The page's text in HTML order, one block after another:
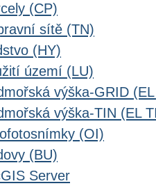
(CP)
sítě (TN)
(HY)
území (LU)
výška-GRID
výška-TIN (EL
(OI)
(BU)
Server